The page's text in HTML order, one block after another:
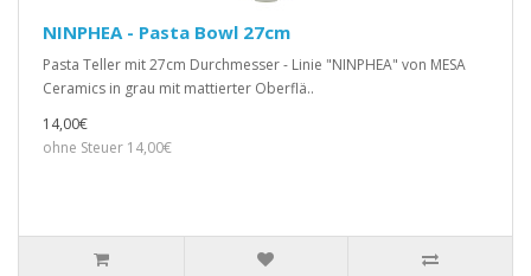
NINPHEA - Pasta Bowl 27cm
Pasta Teller mit 27cm Durchmesser - Linie "NINPHEA" von MESA
Ceramics in grau mit mattierter Oberflä..
14,00€
ohne Steuer 14,00€